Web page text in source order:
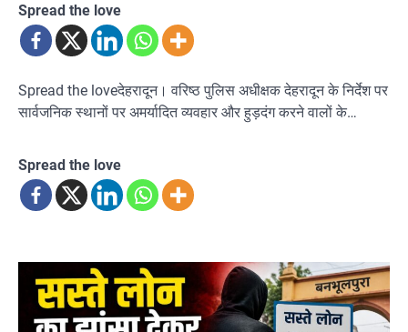
Spread the love
Spread the loveदेहरादून। वरिष्ठ पुलिस अधीक्षक देहरादून के निर्देश पर
सार्वजनिक स्थानों पर अमर्यादित व्यवहार और हुड़दंग करने वालों के…
Spread the love